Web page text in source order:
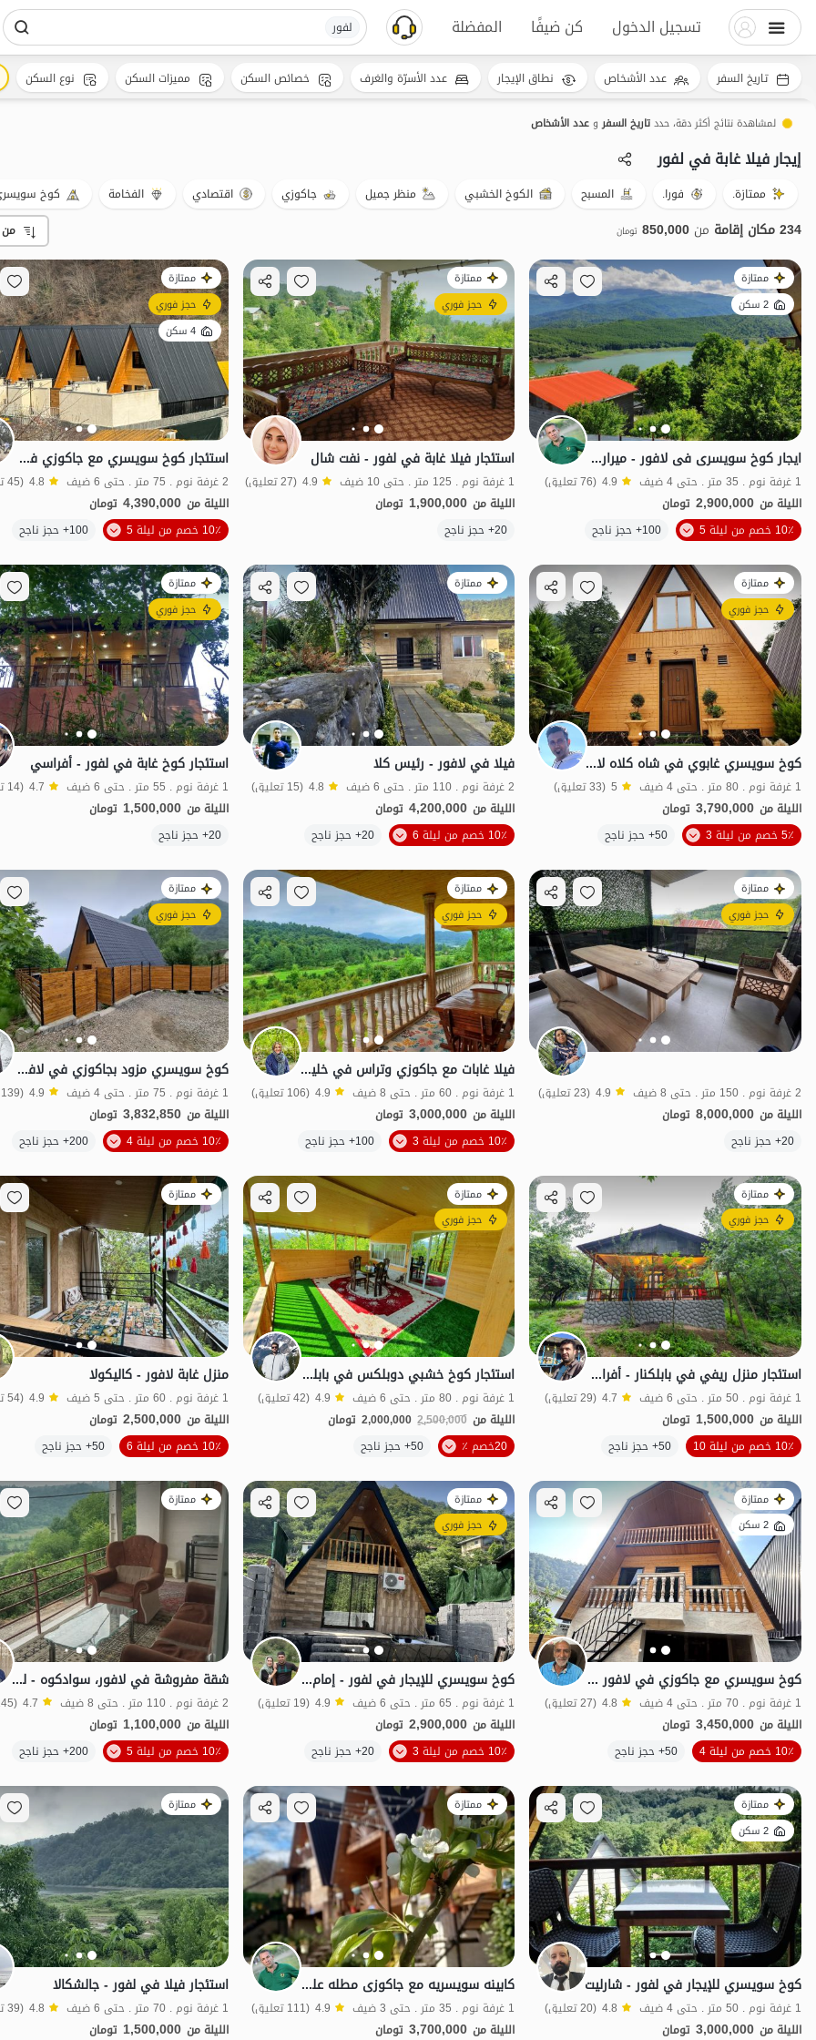
تسجيل الدخول كن ضيفًا المفضلة لفور
لمشاهدة نتائج أكثر دقة، حددتاريخ السفروعدد الأشخاص
إيجار فيلا غابة في لفور
ممتازة. فورا. المسبح الكوخ الخشبي منظر جميل جاكوزي اقتصادي الفخامة كوخ
234 مكان إقامة من 850,000 تومان
ممتازة
2 سكن
ایجار کوخ سویسری فی لافور - میرارکولا
1 غرفة نوم . 35 متر . حتى 4 ضيف 4.9 (76 تعليق)
الليلة من 2,900,000 تومان
10٪ خصم من ليلة 5
100+ حجز ناجح الموقع على الخريطة
ممتازة
حجز فوري
استئجار فيلا غابة في لفور - نفت شال
1 غرفة نوم . 125 متر . حتى 10 ضيف 4.9 (27 تعليق)
الليلة من 1,900,000 تومان
20+ حجز ناجح
منظر جميل
ممتازة
حجز فوري
4 سكن
استئجار كوخ سويسري مع جاكوزي في لفور - شاهكولا
2 غرفة نوم . 75 متر . حتى 6 ضيف 4.8 (45 تعليق)
الليلة من 4,390,000 تومان
10٪ خصم من ليلة 5
100+ حجز ناجح
ممتازة
حجز فوري
كوخ سويسري غابوي في شاه كلاه لافور - غرفة نوم واحدة
1 غرفة نوم . 80 متر . حتى 4 ضيف 5 (33 تعليق)
الليلة من 3,790,000 تومان
5٪ خصم من ليلة 3
50+ حجز ناجح الموقع على الخريطة
ممتازة
فيلا في لافور - رئيس كلا
2 غرفة نوم . 110 متر . حتى 6 ضيف 4.8 (15 تعليق)
الليلة من 4,200,000 تومان
10٪ خصم من ليلة 6
20+ حجز ناجح منظر جميل
ممتازة
حجز فوري
استئجار كوخ غابة في لفور - أفراسي
1 غرفة نوم . 55 متر . حتى 6 ضيف 4.7 (14 تعليق)
الليلة من 1,500,000 تومان
20+ حجز ناجح
ممتازة
حجز فوري
2 غرفة نوم . 150 متر . حتى 8 ضيف 4.9 (23 تعليق)
الليلة من 8,000,000 تومان
20+ حجز ناجح
منظر جميل الموقع على الخريطة
ممتازة
حجز فوري
فيلا غابات مع جاكوزي وتراس في خليل كلا بابل
1 غرفة نوم . 60 متر . حتى 8 ضيف 4.9 (106 تعليق)
الليلة من 3,000,000 تومان
10٪ خصم من ليلة 3
100+ حجز ناجح منظر جميل
ممتازة
حجز فوري
كوخ سويسري مزود بجاكوزي في لافور - شاهكلا - 2
1 غرفة نوم . 75 متر . حتى 4 ضيف 4.9 (139 تعليق)
الليلة من 3,832,850 تومان
10٪ خصم من ليلة 4
200+ حجز ناجح
ممتازة
حجز فوري
استئجار منزل ريفي في بابلكنار - أفراسي 3
1 غرفة نوم . 50 متر . حتى 6 ضيف 4.7 (29 تعليق)
الليلة من 1,500,000 تومان
10٪ خصم من ليلة 10
50+ حجز ناجح اقتصادي الموقع على الخريطة
ممتازة
حجز فوري
استئجار كوخ خشبي دوبلكس في بابلكنار - أفراسي
1 غرفة نوم . 80 متر . حتى 6 ضيف 4.9 (42 تعليق)
الليلة من 2,500,000
2,000,000 تومان
20خصم ٪
50+ حجز ناجح منظر جميل
ممتازة
منزل غابة لافور - كاليكولا
1 غرفة نوم . 60 متر . حتى 5 ضيف 4.9 (54 تعليق)
الليلة من 2,500,000 تومان
10٪ خصم من ليلة 6
50+ حجز ناجح
ممتازة
2 سكن
كوخ سويسري مع جاكوزي في لافور - إمام كلا
1 غرفة نوم . 70 متر . حتى 4 ضيف 4.8 (27 تعليق)
الليلة من 3,450,000 تومان
10٪ خصم من ليلة 4
50+ حجز ناجح منظر جميل الموقع على الخريطة
ممتازة
حجز فوري
كوخ سويسري للإيجار في لفور - إمام كولا
1 غرفة نوم . 65 متر . حتى 6 ضيف 4.9 (19 تعليق)
الليلة من 2,900,000 تومان
10٪ خصم من ليلة 3
20+ حجز ناجح الموقع على الخريطة
ممتازة
شقة مفروشة في لافور، سوادكوه - لودشت
2 غرفة نوم . 110 متر . حتى 8 ضيف 4.7 (145 تعليق)
الليلة من 1,100,000 تومان
10٪ خصم من ليلة 5
200+ حجز ناجح
ممتازة
2 سكن
كوخ سويسري للإيجار في لفور - شارليت
1 غرفة نوم . 50 متر . حتى 4 ضيف 4.8 (20 تعليق)
الليلة من 3,000,000 تومان
ممتازة
کابینه سویسریه مع جاکوزی مطله علی البحیره فی لافور
1 غرفة نوم . 35 متر . حتى 3 ضيف 4.9 (111 تعليق)
الليلة من 3,700,000 تومان
ممتازة
استئجار فيلا في لفور - جالشكالا
1 غرفة نوم . 70 متر . حتى 6 ضيف 4.8 (39 تعليق)
الليلة من 1,500,000 تومان
تاريخ السفر عدد الأشخاص نطاق الإيجار عدد الأسرّة والغرف خصائص السكن مميزات السكن نوع السكن